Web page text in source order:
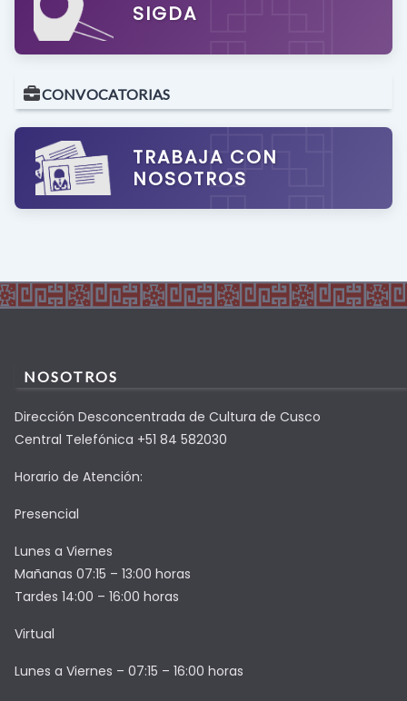
SIGDA
CONVOCATORIAS
TRABAJA CON
NOSOTROS
NOSOTROS
Dirección Desconcentrada de Cultura de Cusco
Central Telefónica +51 84 582030
Horario de Atención:
Presencial
Lunes a Viernes
Mañanas 07:15 – 13:00 horas
Tardes 14:00 – 16:00 horas
Virtual
Lunes a Viernes – 07:15 – 16:00 horas